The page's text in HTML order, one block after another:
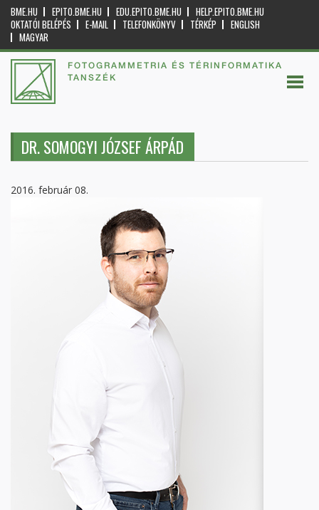
BME.HU EPITO.BME.HU EDU.EPITO.BME.HU
HELP.EPITO.BME.HU
OKTATÓI BELÉPÉS
E-MAIL TELEFONKÖNYV TÉRKÉP
ENGLISH
MAGYAR
FOTOGRAMMETRIA ÉS TÉRINFORMATIKA
TANSZÉK
DR. SOMOGYI JÓZSEF ÁRPÁD
2016. február 08.